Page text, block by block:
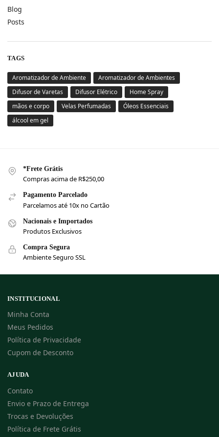
Blog
Posts
TAGS
Aromatizador de Ambiente
Aromatizador de Ambientes
Difusor de Varetas
Difusor Elétrico
Home Spray
mãos e corpo
Velas Perfumadas
Óleos Essenciais
álcool em gel
*Frete Grátis
Compras acima de R$250,00
Pagamento Parcelado
Parcelamos até 10x no Cartão
Nacionais e Importados
Produtos Exclusivos
Compra Segura
Ambiente Seguro SSL
INSTITUCIONAL
Minha Conta
Meus Pedidos
Política de Privacidade
Cupom de Desconto
AJUDA
Contato
Envio e Prazo de Entrega
Trocas e Devoluções
Política de Frete Grátis